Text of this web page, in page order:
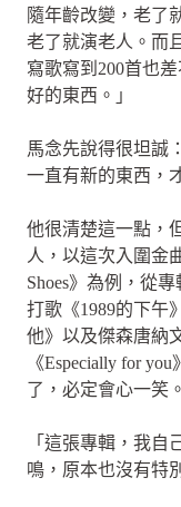
隨年齡改變，老了
老了就演老人。而
寫歌寫到200首也
好的東西。」
馬念先說得很坦誠
一直有新的東西，
他很清楚這一點，
人，以這次入圍金
Shoes》為例，從
打歌《1989的下午
他》以及傑森唐納
《Especially for
了，必定會心一笑。
「這張專輯，我
鳴，原本也沒有特